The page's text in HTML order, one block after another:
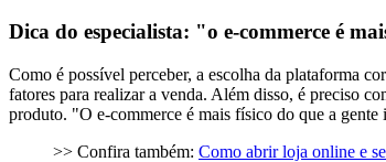
Dica do especialista: "o e-commerce é
Como é possível perceber, a escolha da plataforma
fatores para realizar a venda. Além disso, é preciso
produto. "O e-commerce é mais físico do que a
>> Confira também: Como abrir loja online e